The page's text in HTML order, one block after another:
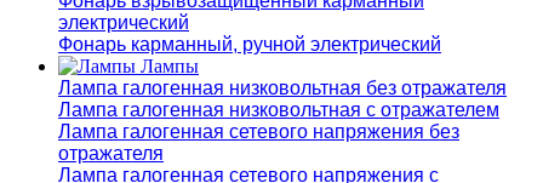
электрический
Фонарь карманный, ручной электрический
Лампы
Лампа галогенная низковольтная без отражателя
Лампа галогенная низковольтная с отражателем
Лампа галогенная сетевого напряжения без
отражателя
Лампа галогенная сетевого напряжения с